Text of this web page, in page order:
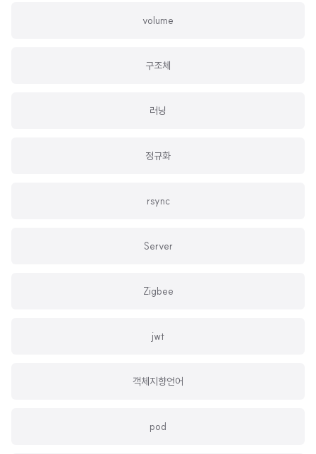
volume
구조체
러닝
정규화
rsync
Server
Zigbee
jwt
객체지향언어
pod